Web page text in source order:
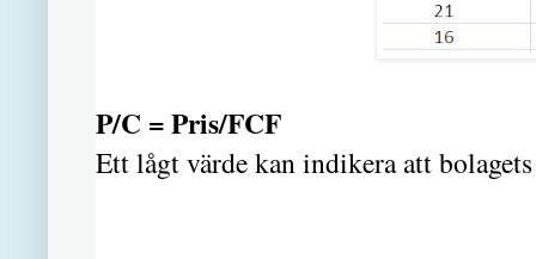
P/C = Pris/FCF
Ett lågt värde kan indikera att